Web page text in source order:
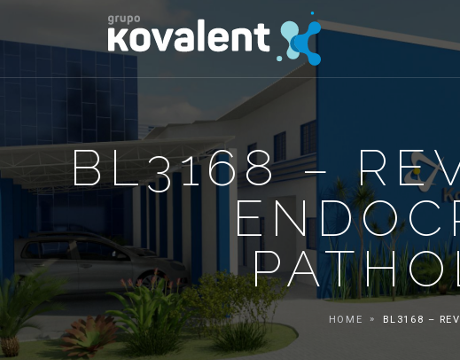
BL3168 –
HOME BL3168 –